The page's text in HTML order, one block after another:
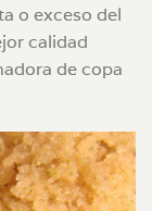
o exceso del
calidad
de copa